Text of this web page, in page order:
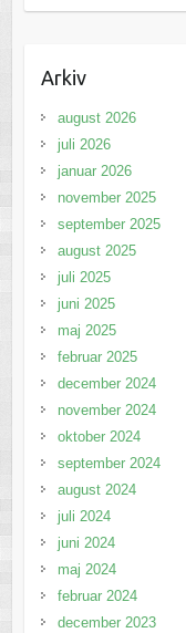
Arkiv
august 2026
juli 2026
januar 2026
november 2025
september 2025
august 2025
juli 2025
juni 2025
maj 2025
februar 2025
december 2024
november 2024
oktober 2024
september 2024
august 2024
juli 2024
juni 2024
maj 2024
februar 2024
december 2023